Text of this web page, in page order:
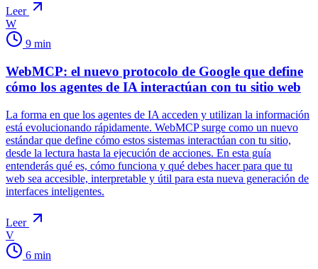
Leer
W
9 min
WebMCP: el nuevo protocolo de Google que define
cómo los agentes de IA interactúan con tu sitio web
La forma en que los agentes de IA acceden y utilizan la información
está evolucionando rápidamente. WebMCP surge como un nuevo
estándar que define cómo estos sistemas interactúan con tu sitio,
desde la lectura hasta la ejecución de acciones. En esta guía
entenderás qué es, cómo funciona y qué debes hacer para que tu
web sea accesible, interpretable y útil para esta nueva generación de
interfaces inteligentes.
Leer
V
6 min